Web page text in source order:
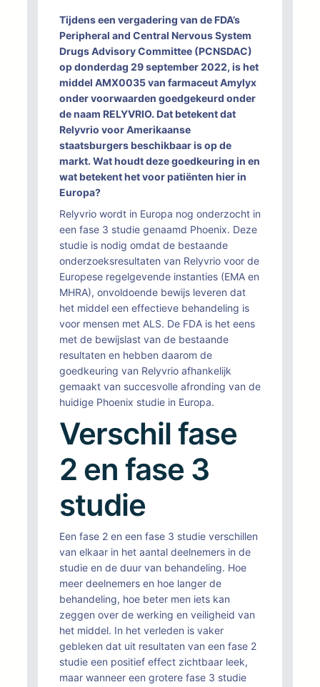
Tijdens een vergadering van de FDA’s
Peripheral and Central Nervous System
Drugs Advisory Committee (PCNSDAC)
op donderdag 29 september 2022, is het
middel AMX0035 van farmaceut Amylyx
onder voorwaarden goedgekeurd onder
de naam RELYVRIO. Dat betekent dat
Relyvrio voor Amerikaanse
staatsburgers beschikbaar is op de
markt. Wat houdt deze goedkeuring in en
wat betekent het voor patiënten hier in
Europa?
Relyvrio wordt in Europa nog onderzocht in
een fase 3 studie genaamd Phoenix. Deze
studie is nodig omdat de bestaande
onderzoeksresultaten van Relyvrio voor de
Europese regelgevende instanties (EMA en
MHRA), onvoldoende bewijs leveren dat
het middel een effectieve behandeling is
voor mensen met ALS. De FDA is het eens
met de bewijslast van de bestaande
resultaten en hebben daarom de
goedkeuring van Relyvrio afhankelijk
gemaakt van succesvolle afronding van de
huidige Phoenix studie in Europa.
Verschil fase
2 en fase 3
studie
Een fase 2 en een fase 3 studie verschillen
van elkaar in het aantal deelnemers in de
studie en de duur van behandeling. Hoe
meer deelnemers en hoe langer de
behandeling, hoe beter men iets kan
zeggen over de werking en veiligheid van
het middel. In het verleden is vaker
gebleken dat uit resultaten van een fase 2
studie een positief effect zichtbaar leek,
maar wanneer een grotere fase 3 studie